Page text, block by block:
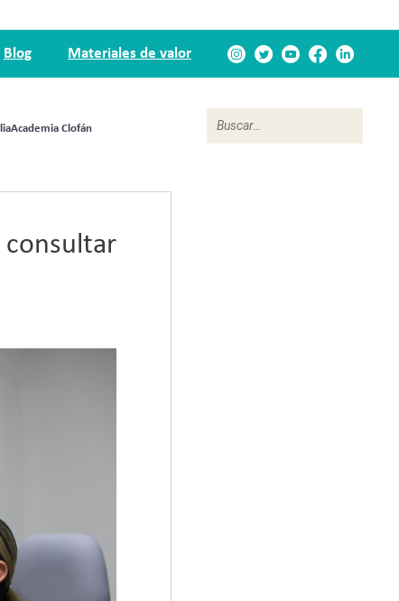
Blog Materiales de valor
Academia Clofán
consultar